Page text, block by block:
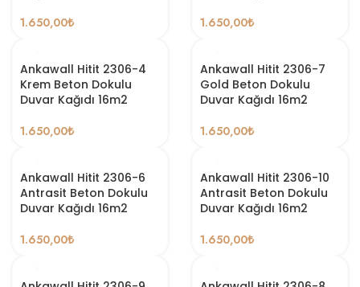
1.650,00₺
1.650,00₺
Ankawall Hitit 2306-4
Krem Beton Dokulu
Duvar Kağıdı 16m2
1.650,00₺
Ankawall Hitit 2306-7
Gold Beton Dokulu
Duvar Kağıdı 16m2
1.650,00₺
Ankawall Hitit 2306-6
Antrasit Beton Dokulu
Duvar Kağıdı 16m2
1.650,00₺
Ankawall Hitit 2306-10
Antrasit Beton Dokulu
Duvar Kağıdı 16m2
1.650,00₺